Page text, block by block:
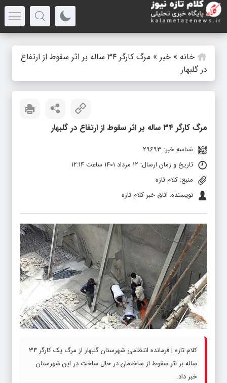
خانه » خبر »
مرگ کارگر ۳۴ ساله بر اثر سقوط از ارتفاع
در گلبهار
مرگ کارگر ۳۴ ساله بر اثر سقوط از ارتفاع در گلبهار
شناسه خبر: 29693
تاریخ و زمان ارسال: 12 مرداد 1401 ساعت 12:14
منبع: کلام تازه
نویسنده: اتاق خبر کلام تازه
کلام تازه | فرمانده انتظامی شهرستان گلبهار از مرگ یک کارگر 34
ساله بر اثر سقوط از ساختمان در حال ساخت در این شهرستان
خبر داد.